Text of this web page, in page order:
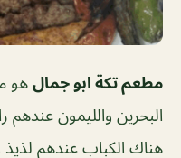
مطعم تكة ابو جمال هو
البحرين والليمون عندهم
هناك الكباب عندهم